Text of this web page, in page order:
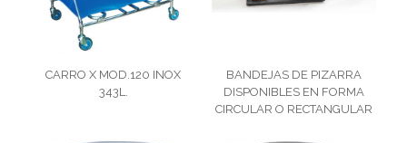
CARRO X MOD.120 INOX
343L.
BANDEJAS DE PIZARRA
DISPONIBLES EN FORMA
CIRCULAR O RECTANGULAR